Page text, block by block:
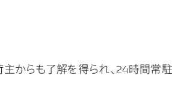
からも了解を得られ、24時間常